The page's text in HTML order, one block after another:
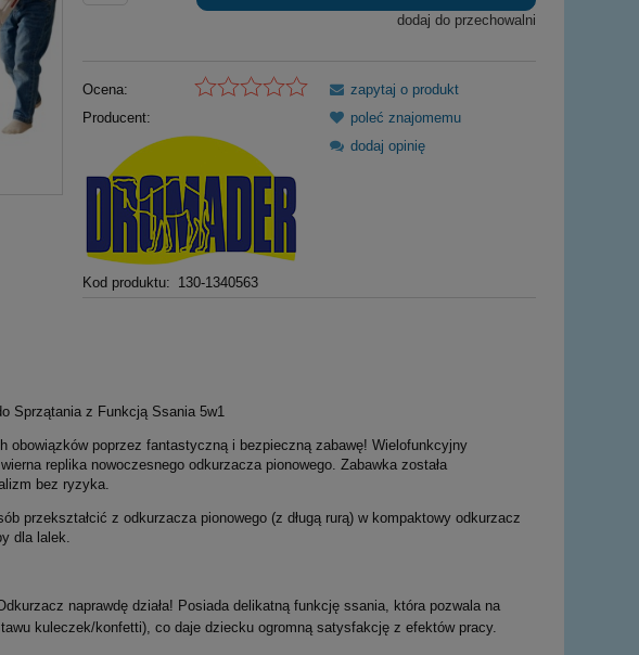
dodaj do przechowalni
Ocena:
Producent:
Kod produktu: 130-1340563
zapytaj o produkt
poleć znajomemu
dodaj opinię
Sprzątania z Funkcją Ssania 5w1
obowiązków poprzez fantastyczną i bezpieczną zabawę! Wielofunkcyjny
replika nowoczesnego odkurzacza pionowego. Zabawka została
bez ryzyka.
przekształcić z odkurzacza pionowego (z długą rurą) w kompaktowy odkurzacz
dla lalek.
naprawdę działa! Posiada delikatną funkcję ssania, która pozwala na
kuleczek/konfetti), co daje dziecku ogromną satysfakcję z efektów pracy.